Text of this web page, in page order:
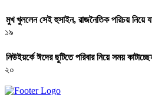
মুখ খুললেন সেই হুসাইন, রাজনৈতিক পরিচয় নিয়ে
১৯
নিউইয়র্কে ঈদের ছুটিতে পরিবার নিয়ে সময়
২০